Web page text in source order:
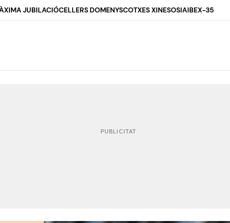
JUBILACIÓCELLERS DOMENYSCOTXES XINESOSIAIBEX-35